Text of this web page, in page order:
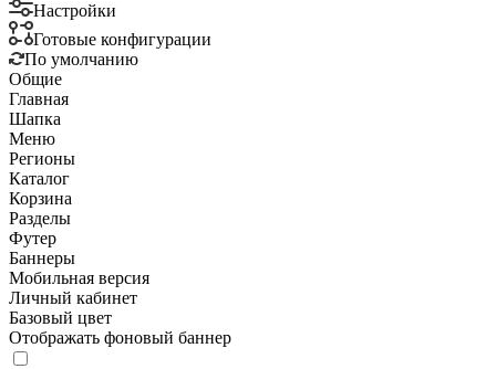
Настройки
Готовые конфигурации
По умолчанию
Общие
Главная
Шапка
Меню
Регионы
Каталог
Корзина
Разделы
Футер
Баннеры
Мобильная версия
Личный кабинет
Базовый цвет
Отображать фоновый баннер